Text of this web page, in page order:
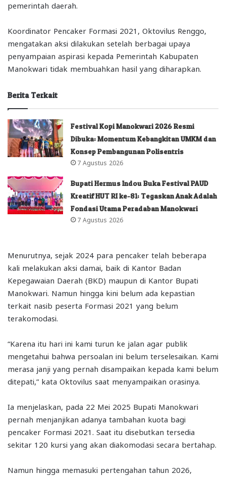
pemerintah daerah.
Koordinator Pencaker Formasi 2021, Oktovilus Renggo,
mengatakan aksi dilakukan setelah berbagai upaya
penyampaian aspirasi kepada Pemerintah Kabupaten
Manokwari tidak membuahkan hasil yang diharapkan.
Berita Terkait
Festival Kopi Manokwari 2026 Resmi
Dibuka: Momentum Kebangkitan UMKM dan
Konsep Pembangunan Polisentris
7 Agustus 2026
Bupati Hermus Indou Buka Festival PAUD
Kreatif HUT RI ke-81: Tegaskan Anak Adalah
Fondasi Utama Peradaban Manokwari
7 Agustus 2026
Menurutnya, sejak 2024 para pencaker telah beberapa
kali melakukan aksi damai, baik di Kantor Badan
Kepegawaian Daerah (BKD) maupun di Kantor Bupati
Manokwari. Namun hingga kini belum ada kepastian
terkait nasib peserta Formasi 2021 yang belum
terakomodasi.
“Karena itu hari ini kami turun ke jalan agar publik
mengetahui bahwa persoalan ini belum terselesaikan. Kami
merasa janji yang pernah disampaikan kepada kami belum
ditepati,” kata Oktovilus saat menyampaikan orasinya.
Ia menjelaskan, pada 22 Mei 2025 Bupati Manokwari
pernah menjanjikan adanya tambahan kuota bagi
pencaker Formasi 2021. Saat itu disebutkan tersedia
sekitar 120 kursi yang akan diakomodasi secara bertahap.
Namun hingga memasuki pertengahan tahun 2026,